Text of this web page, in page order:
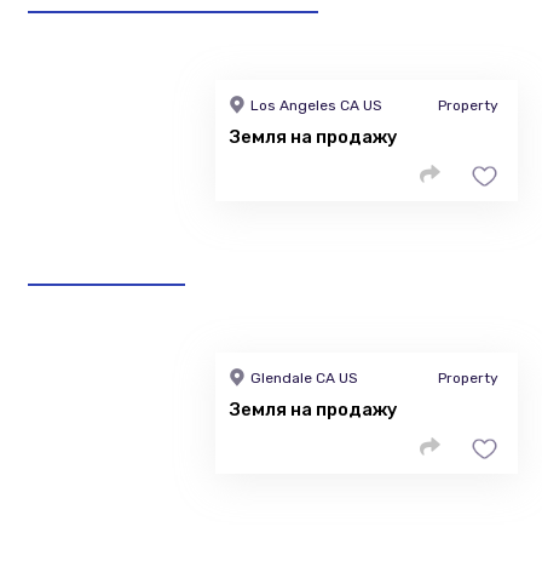
Los Angeles CA US Property
Земля на продажу
Glendale CA US Property
Земля на продажу